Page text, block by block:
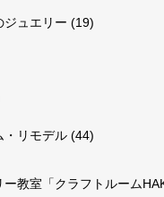
ジュエリー (19)
・リモデル (44)
教室「クラフトルーム